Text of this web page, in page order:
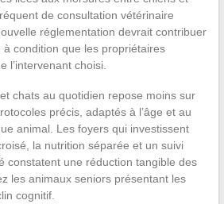
de consultation vétérinaire
réglementation devrait contribuer
condition que les propriétaires
l’intervenant choisi.
chats au quotidien repose moins sur
précis, adaptés à l’âge et au
animal. Les foyers qui investissent
la nutrition séparée et un suivi
constatent une réduction tangible des
les animaux seniors présentant les
cognitif.